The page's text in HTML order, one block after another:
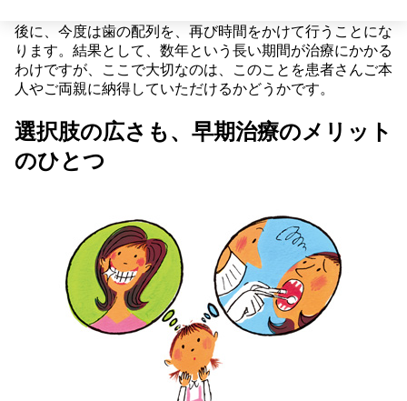
後に、今度は歯の配列を、再び時間をかけて行うことにな
ります。結果として、数年という長い期間が治療にかかる
わけですが、ここで大切なのは、このことを患者さんご本
人やご両親に納得していただけるかどうかです。
選択肢の広さも、早期治療のメリット
のひとつ